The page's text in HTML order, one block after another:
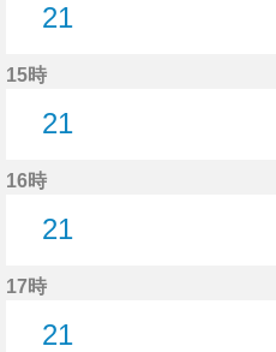
21
15時
21
16時
21
17時
21